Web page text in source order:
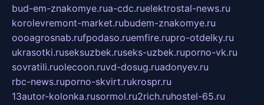
bud-em-znakomye.rua-cdc.ruelektrostal-news.ru
korolevremont-market.rubudem-znakomye.ru
oooagrosnab.rufpodaso.ruemfire.rupro-otdelky.ru
ukrasotki.ruseksuzbek.ruseks-uzbek.ruporno-vk.ru
sovratili.ruolecoon.ruvd-dosug.ruadonyev.ru
rbc-news.ruporno-skvirt.rukrospr.ru
13autor-kolonka.rusormol.ru2rich.ruhostel-65.ru